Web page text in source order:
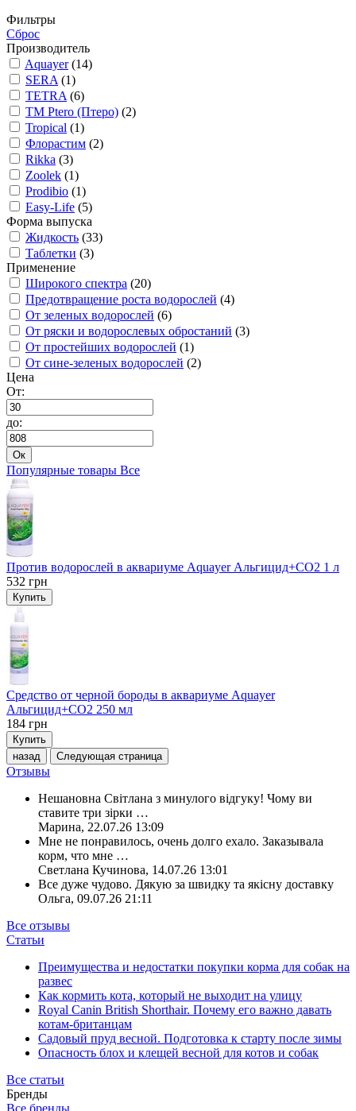
Фильтры
Сброс
Производитель
Aquayer(14)
SERA (1)
TETRA (6)
TM Ptero (Птеро) (2)
Tropical (1)
Флорастим (2)
Rikka (3)
Zoolek (1)
Prodibio (1)
Easy-Life (5)
Форма выпуска
Жидкость (33)
Таблетки (3)
Применение
Широкого спектра (20)
Предотвращение роста водорослей (4)
От зеленых водорослей (6)
От ряски и водорослевых обростаний (3)
От простейших водорослей (1)
От сине-зеленых водорослей (2)
Цена
От:
до:
Ок
Популярные товары Все
Против водорослей в аквариуме Aquayer Альгицид+СО2 1 л
532 грн
Купить
Средство от черной бороды в аквариуме Aquayer
Альгицид+СО2 250 мл
184 грн
Купить
назад
Следующая страница
Отзывы
Нешановна Світлана з минулого відгуку! Чому ви
ставите три зірки …
Марина, 22.07.26 13:09
Мне не понравилось, очень долго ехало. Заказывала
корм, что мне …
Светлана Кучинова, 14.07.26 13:01
Все дуже чудово. Дякую за швидку та якісну доставку
Ольга, 09.07.26 21:11
Все отзывы
Статьи
Преимущества и недостатки покупки корма для собак на
развес
Как кормить кота, который не выходит на улицу
Royal Canin British Shorthair. Почему его важно давать
котам-британцам
Садовый пруд весной. Подготовка к старту после зимы
Опасность блох и клещей весной для котов и собак
Все статьи
Бренды
Все бренды